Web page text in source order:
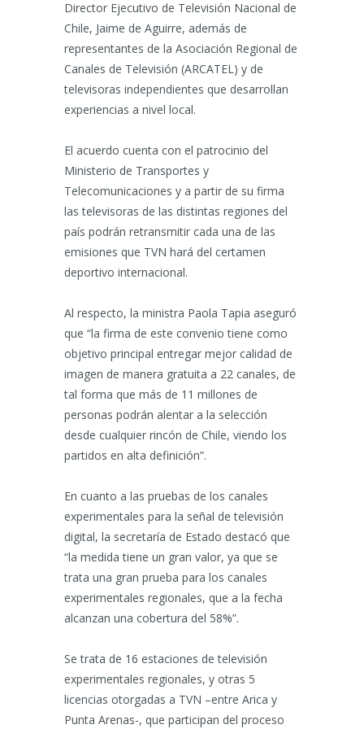
Director Ejecutivo de Televisión Nacional de
Chile, Jaime de Aguirre, además de
representantes de la Asociación Regional de
Canales de Televisión (ARCATEL) y de
televisoras independientes que desarrollan
experiencias a nivel local.
El acuerdo cuenta con el patrocinio del
Ministerio de Transportes y
Telecomunicaciones y a partir de su firma
las televisoras de las distintas regiones del
país podrán retransmitir cada una de las
emisiones que TVN hará del certamen
deportivo internacional.
Al respecto, la ministra Paola Tapia aseguró
que “la firma de este convenio tiene como
objetivo principal entregar mejor calidad de
imagen de manera gratuita a 22 canales, de
tal forma que más de 11 millones de
personas podrán alentar a la selección
desde cualquier rincón de Chile, viendo los
partidos en alta definición”.
En cuanto a las pruebas de los canales
experimentales para la señal de televisión
digital, la secretaría de Estado destacó que
“la medida tiene un gran valor, ya que se
trata una gran prueba para los canales
experimentales regionales, que a la fecha
alcanzan una cobertura del 58%”.
Se trata de 16 estaciones de televisión
experimentales regionales, y otras 5
licencias otorgadas a TVN –entre Arica y
Punta Arenas-, que participan del proceso